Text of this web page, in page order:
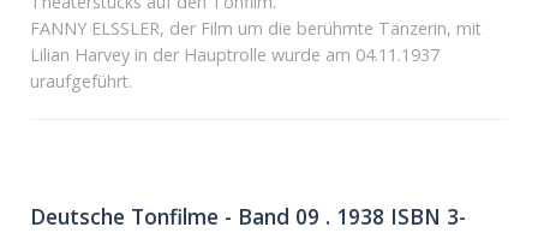
FANNY ELSSLER, der Film um die berühmte Tänzerin, mit
Lilian Harvey in der Hauptrolle wurde am 04.11.1937
uraufgeführt.
Deutsche Tonfilme - Band 09 . 1938 ISBN 3-